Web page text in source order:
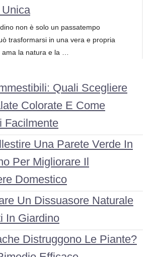
non è solo un passatempo
trasformarsi in una vera e propria
la natura e la …
Quali Scegliere
Colorate E Come
Facilmente
Una Parete Verde In
Per Migliorare Il
Domestico
Un Dissuasore Naturale
In Giardino
Distruggono Le Piante?